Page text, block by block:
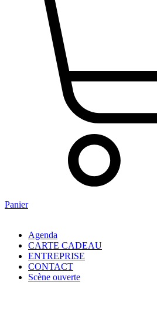
Panier
Agenda
CARTE CADEAU
ENTREPRISE
CONTACT
Scène ouverte